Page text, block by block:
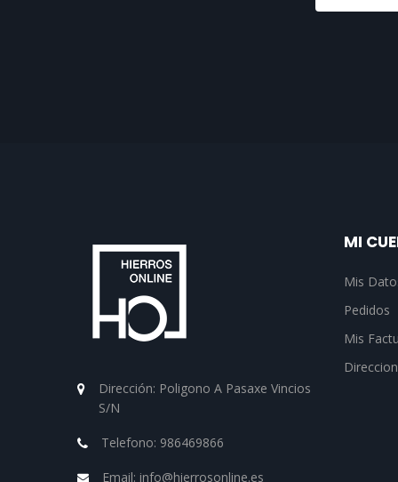
Dirección: Poligono A Pasaxe Vincios
S/N
Telefono: 986469866
Email: info@hierrosonline.es
MI
Mis
Pedidos
Mis